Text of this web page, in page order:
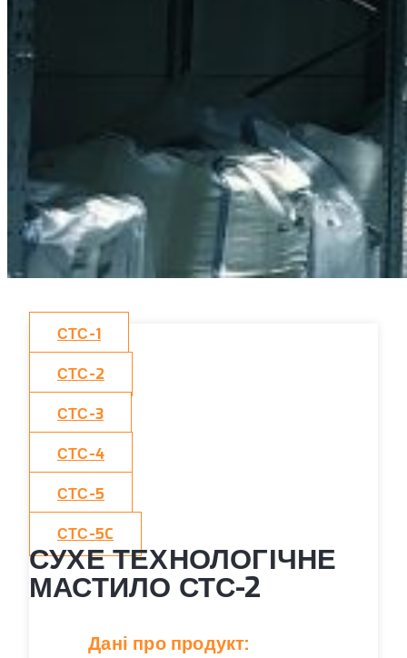
СТС-1
СТС-2
СТС-3
СТС-4
СТС-5
СТС-5C
СУХЕ ТЕХНОЛОГІЧНЕ
МАСТИЛО СТС-2
Дані про продукт: